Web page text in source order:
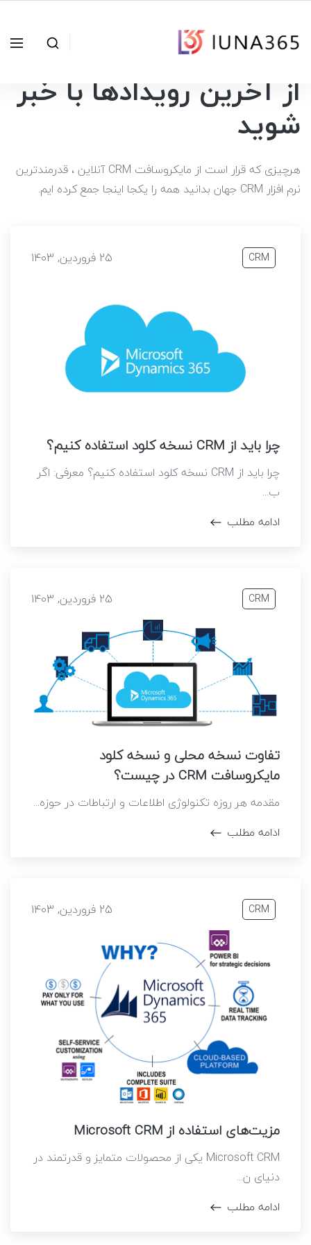
از آخرین رویدادها با خبر
شوید
هرچیزی که قرار است از مایکروسافت CRM آنلاین ، قدرمندترین
نرم افزار CRM جهان بدانید همه را یکجا اینجا جمع کرده ایم.
CRM 25 فروردین, 1403
چرا باید از CRM نسخه کلود استفاده کنیم؟
چرا باید از CRM نسخه کلود استفاده کنیم؟ معرفی: اگر
ب...
ادامه مطلب
CRM 25 فروردین, 1403
تفاوت نسخه محلی و نسخه کلود
مایکروسافت CRM در چیست؟
مقدمه هر روزه تکنولوژی اطلاعات و ارتباطات در حوزه...
ادامه مطلب
CRM 25 فروردین, 1403
مزیت‌های استفاده از Microsoft CRM
Microsoft CRM یکی از محصولات متمایز و قدرتمند در
دنیای ن...
ادامه مطلب